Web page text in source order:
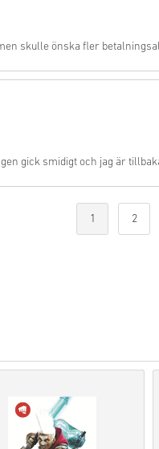
skulle önska fler
gick smidigt och jag är
1 2